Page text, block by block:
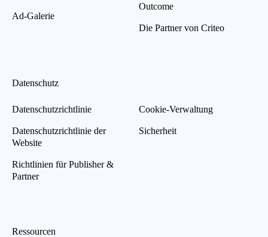
Ad-Galerie
Outcome
Die Partner von Criteo
Datenschutz
Datenschutzrichtlinie
Datenschutzrichtlinie der
Website
Richtlinien für Publisher &
Partner
Cookie-Verwaltung
Sicherheit
Ressourcen